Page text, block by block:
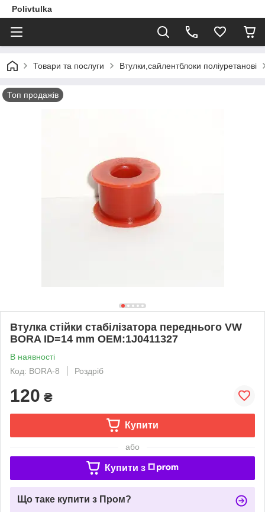
Polivtulka
Товари та послуги Втулки,сайлентблоки поліуретанові
Топ продажів
Втулка стійки стабілізатора переднього VW
BORA ID=14 mm OEM:1J0411327
В наявності
Код: BORA-8
Роздріб
120 ₴
Купити
або
Купити з
Що таке купити з Пром?